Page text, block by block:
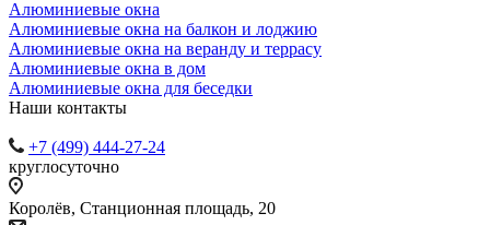
Алюминиевые окна
Алюминиевые окна на балкон и лоджию
Алюминиевые окна на веранду и террасу
Алюминиевые окна в дом
Алюминиевые окна для беседки
Наши контакты
+7 (499) 444-27-24
круглосуточно
Королёв, Станционная площадь, 20